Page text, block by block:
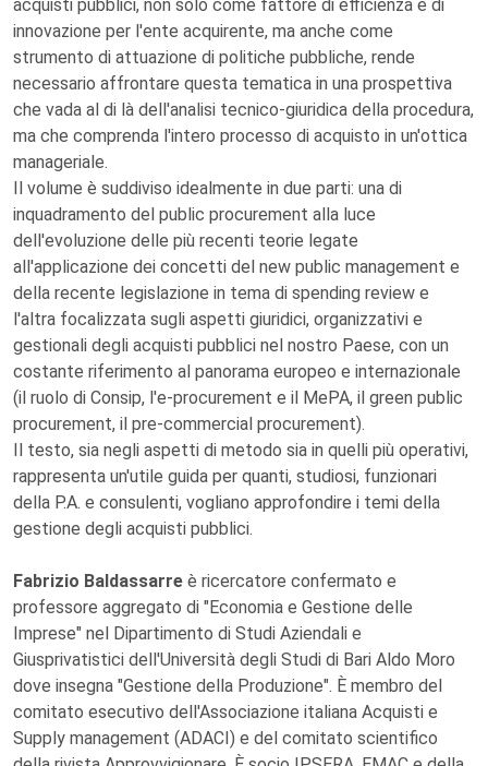
acquisti pubblici, non solo come fattore di efficienza e di
innovazione per l'ente acquirente, ma anche come
strumento di attuazione di politiche pubbliche, rende
necessario affrontare questa tematica in una prospettiva
che vada al di là dell'analisi tecnico-giuridica della procedura,
ma che comprenda l'intero processo di acquisto in un'ottica
manageriale.
Il volume è suddiviso idealmente in due parti: una di
inquadramento del public procurement alla luce
dell'evoluzione delle più recenti teorie legate
all'applicazione dei concetti del new public management e
della recente legislazione in tema di spending review e
l'altra focalizzata sugli aspetti giuridici, organizzativi e
gestionali degli acquisti pubblici nel nostro Paese, con un
costante riferimento al panorama europeo e internazionale
(il ruolo di Consip, l'e-procurement e il MePA, il green public
procurement, il pre-commercial procurement).
Il testo, sia negli aspetti di metodo sia in quelli più operativi,
rappresenta un'utile guida per quanti, studiosi, funzionari
della P.A. e consulenti, vogliano approfondire i temi della
gestione degli acquisti pubblici.
Fabrizio Baldassarre è ricercatore confermato e
professore aggregato di "Economia e Gestione delle
Imprese" nel Dipartimento di Studi Aziendali e
Giusprivatistici dell'Università degli Studi di Bari Aldo Moro
dove insegna "Gestione della Produzione". È membro del
comitato esecutivo dell'Associazione italiana Acquisti e
Supply management (ADACI) e del comitato scientifico